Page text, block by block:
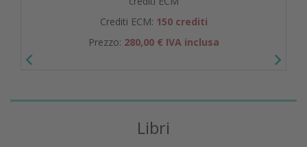
Crediti ECM: 150 crediti
Prezzo: 280,00 € IVA inclusa
Libri